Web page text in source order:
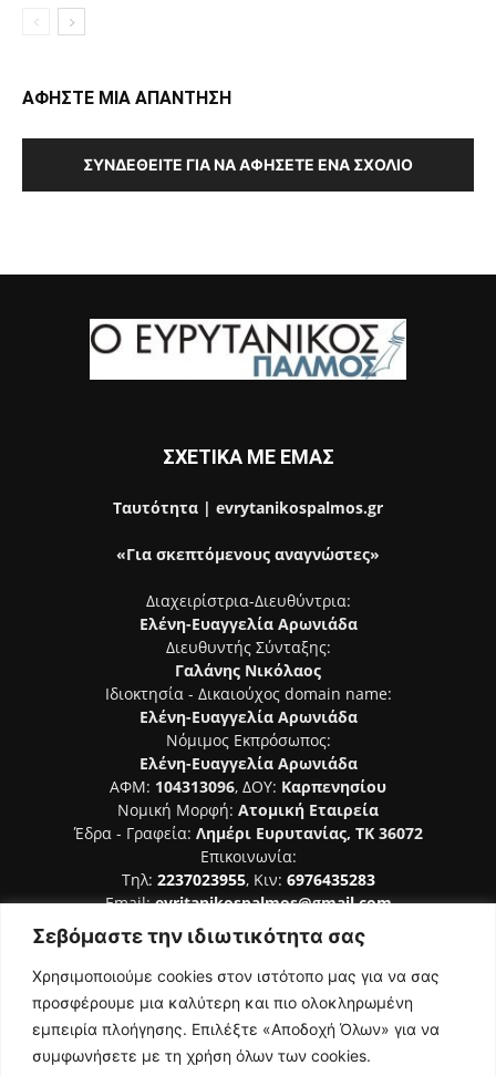
Σεβόμαστε την ιδιωτικότητα σας
Χρησιμοποιούμε cookies στον ιστότοπο μας για να σας
προσφέρουμε μια καλύτερη και πιο ολοκληρωμένη
εμπειρία πλοήγησης. Επιλέξτε «Αποδοχή Όλων» για να
συμφωνήσετε με τη χρήση όλων των cookies.
ΑΦΗΣΤΕ ΜΙΑ ΑΠΑΝΤΗΣΗ
ΣΥΝΔΕΘΕΊΤΕ ΓΙΑ ΝΑ ΑΦΉΣΕΤΕ ΈΝΑ ΣΧΌΛΙΟ
ΣΧΕΤΙΚΑ ΜΕ ΕΜΑΣ
Ταυτότητα | evrytanikospalmos.gr
«Για σκεπτόμενους αναγνώστες»
Διαχειρίστρια-Διευθύντρια:
Ελένη-Ευαγγελία Αρωνιάδα
Διευθυντής Σύνταξης:
Γαλάνης Νικόλαος
Ιδιοκτησία - Δικαιούχος domain name:
Ελένη-Ευαγγελία Αρωνιάδα
Νόμιμος Εκπρόσωπος:
Ελένη-Ευαγγελία Αρωνιάδα
ΑΦΜ: 104313096, ΔΟΥ: Καρπενησίου
Νομική Μορφή: Ατομική Εταιρεία
Έδρα - Γραφεία: Λημέρι Ευρυτανίας, ΤΚ 36072
Επικοινωνία:
Τηλ: 2237023955, Κιν: 6976435283
Email:evritanikospalmos@gmail.com
Αριθμός Πιστοποίησης Μ.Η.Τ. 242044
ΑΚΟΛΟΥΘΗΣΕ ΜΑΣ